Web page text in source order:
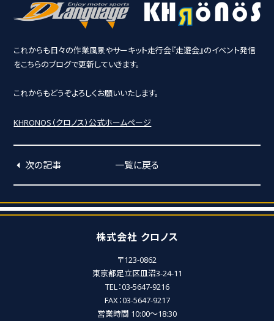
これからも日々の作業風景やサーキット走行会『走遊会』のイベント発信
をこちらのブログで更新していきます。
これからもどうぞよろしくお願いいたします。
KHRONOS（クロノス）公式ホームページ
次の記事 一覧に戻る
株式会社 クロノス
〒123-0862
東京都足立区皿沼3-24-11
TEL：03-5647-9216
FAX：03-5647-9217
営業時間 10:00～18:30